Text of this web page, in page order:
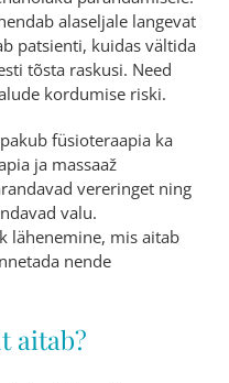
alaseljale langevat
patsienti, kuidas vältida
tõsta raskusi. Need
kordumise riski.
füsioteraapia ka
ja massaaž
vereringet ning
valu.
lähenemine, mis aitab
nende
aitab?